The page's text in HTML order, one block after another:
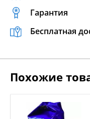
Гарантия
Бесплатная
Похожие